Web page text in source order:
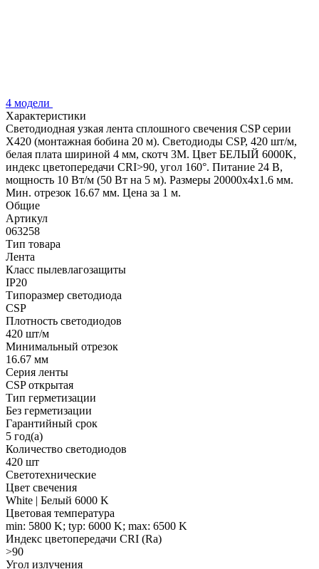
4 модели
Характеристики
Светодиодная узкая лента сплошного свечения CSP серии
X420 (монтажная бобина 20 м). Светодиоды CSP, 420 шт/м,
белая плата шириной 4 мм, скотч 3M. Цвет БЕЛЫЙ 6000K,
индекс цветопередачи CRI>90, угол 160°. Питание 24 В,
мощность 10 Вт/м (50 Вт на 5 м). Размеры 20000х4х1.6 мм.
Мин. отрезок 16.67 мм. Цена за 1 м.
Общие
Артикул
063258
Тип товара
Лента
Класс пылевлагозащиты
IP20
Типоразмер светодиода
CSP
Плотность светодиодов
420 шт/м
Минимальный отрезок
16.67 мм
Серия ленты
CSP открытая
Тип герметизации
Без герметизации
Гарантийный срок
5 год(а)
Количество светодиодов
420 шт
Светотехнические
Цвет свечения
White | Белый 6000 K
Цветовая температура
min: 5800 K; typ: 6000 K; max: 6500 K
Индекс цветопередачи CRI (Ra)
>90
Угол излучения